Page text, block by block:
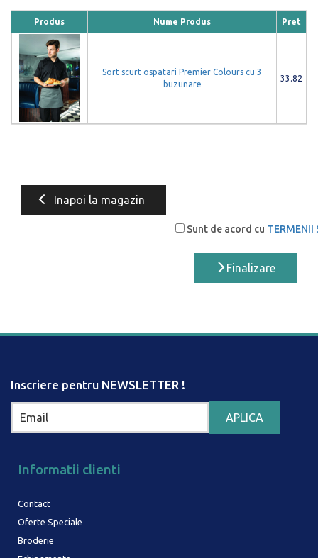
Produs Nume Produs Pret
Sort scurt ospatari Premier Colours cu 3
buzunare
33.82
Inapoi la magazin
Sunt de acord cu TERMENII
Finalizare
Inscriere pentru NEWSLETTER !
Informatii clienti
Contact
Oferte Speciale
Broderie